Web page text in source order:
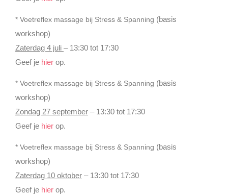
* Voetreflex massage bij Stress & Spanning (basis
workshop)
Zaterdag 4 juli – 13:30 tot 17:30
Geef je hier op.
* Voetreflex massage bij Stress & Spanning (basis
workshop)
Zondag 27 september – 13:30 tot 17:30
Geef je hier op.
* Voetreflex massage bij Stress & Spanning (basis
workshop)
Zaterdag 10 oktober – 13:30 tot 17:30
Geef je hier op.